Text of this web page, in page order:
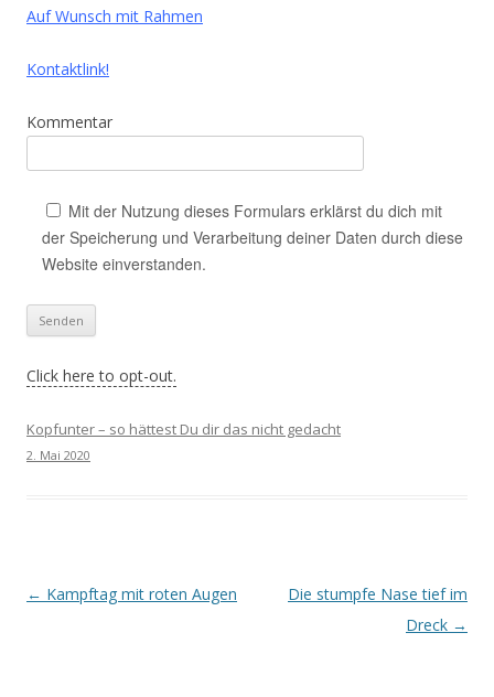
Auf Wunsch mit Rahmen
Kontaktlink!
Kommentar
Mit der Nutzung dieses Formulars erklärst du dich mit
der Speicherung und Verarbeitung deiner Daten durch diese
Website einverstanden.
Click here to opt-out.
Kopfunter – so hättest Du dir das nicht gedacht
2. Mai 2020
Beitrags-
← Kampftag mit roten Augen
Die stumpfe Nase tief im
Dreck →